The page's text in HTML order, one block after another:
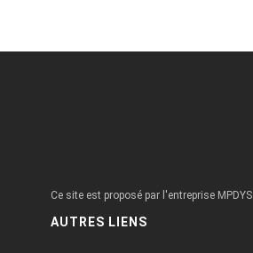
Ce site est proposé par l'entreprise MPDYS
AUTRES LIENS